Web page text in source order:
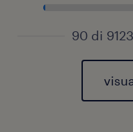
90 di